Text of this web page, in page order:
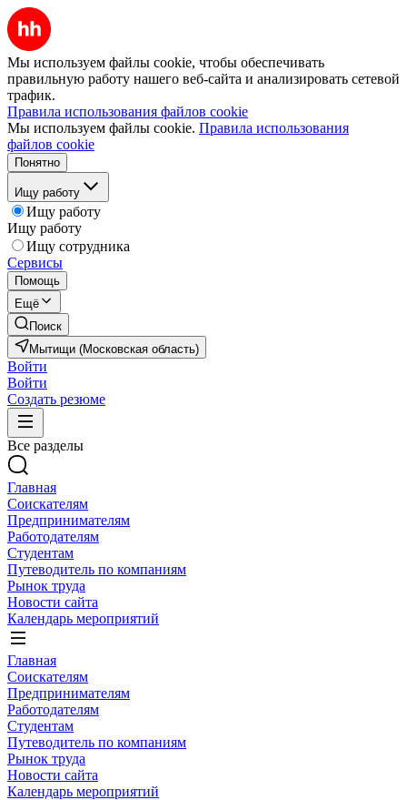
Мы используем файлы cookie, чтобы обеспечивать
правильную работу нашего веб-сайта и анализировать сетевой
трафик.
Правила использования файлов cookie
Мы используем файлы cookie. Правила использования
файлов cookie
Понятно
Ищу работу
Ищу работу
Ищу работу
Ищу сотрудника
Сервисы
Помощь
Ещё
Поиск
Мытищи (Московская область)
Войти
Войти
Создать резюме
Все разделы
Главная
Соискателям
Предпринимателям
Работодателям
Студентам
Путеводитель по компаниям
Рынок труда
Новости сайта
Календарь мероприятий
Главная
Соискателям
Предпринимателям
Работодателям
Студентам
Путеводитель по компаниям
Рынок труда
Новости сайта
Календарь мероприятий